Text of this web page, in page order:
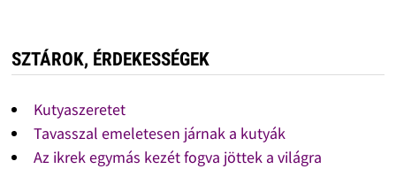
SZTÁROK, ÉRDEKESSÉGEK
Kutyaszeretet
Tavasszal emeletesen járnak a kutyák
Az ikrek egymás kezét fogva jöttek a világra